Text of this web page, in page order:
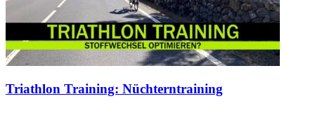
Triathlon Training: Nüchterntraining